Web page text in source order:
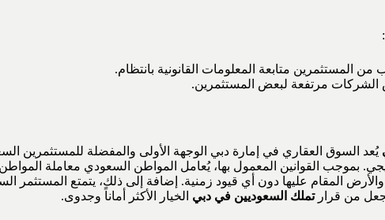
المستثمرين متابعة المعلومات القانونية بانتظام.
الشركات مرتفعة لبعض المستثمرين.
يُعد السوق العقاري في إمارة دبي الوجهة الأولى والمفضلة للمستثمرين
المقام عليها دون أي قيود زمنية. إضافة إلى ذلك، يتمتع المستثمر
من قرارتملك السعوديين في دبي الخيار الأكثر أماناً وجدوى.